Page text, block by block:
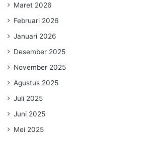
Maret 2026
Februari 2026
Januari 2026
Desember 2025
November 2025
Agustus 2025
Juli 2025
Juni 2025
Mei 2025